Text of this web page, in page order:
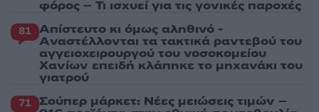
φόρος – Τι ισχυεί για τις γονικές παροχές
81 Απίστευτο κι όμως αληθινό -
Aναστέλλονται τα τακτικά ραντεβού του
αγγειοχειρουργού του νοσοκομείου
Χανίων επειδή κλάπηκε το μηχανάκι του
γιατρού
71 Σούπερ μάρκετ: Νέες μειώσεις τιμών –